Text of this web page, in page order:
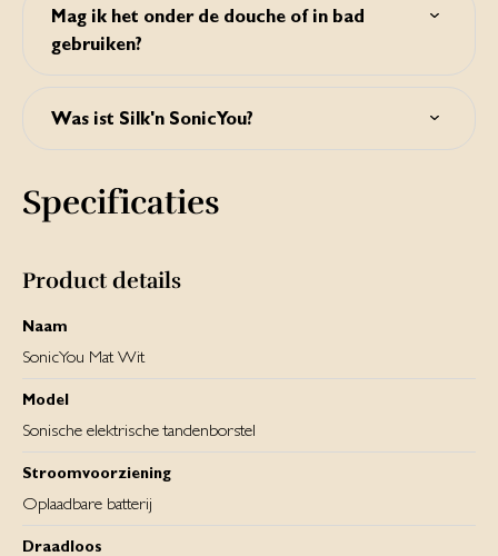
ze gebruikt, van kleur vervagen. Zo weet u precies
wanneer het tijd is om uw opzetborstel te vervangen.
Mag ik het onder de douche of in bad
gebruiken?
in bad gebruiken.
Was ist Silk'n SonicYou?
Zahnfleisch gesünder und Zähne sichtbar weißer.
Specificaties
Product details
Naam
SonicYou Mat Wit
Model
Sonische elektrische tandenborstel
Stroomvoorziening
Oplaadbare batterij
Draadloos